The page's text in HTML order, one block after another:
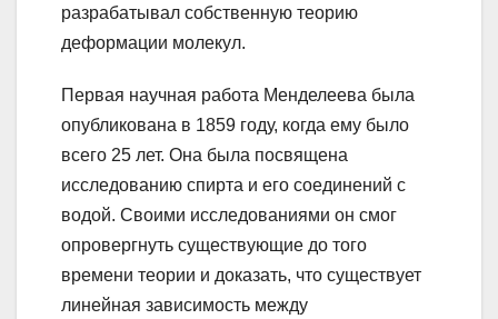
разрабатывал собственную теорию
деформации молекул.
Первая научная работа Менделеева была
опубликована в 1859 году, когда ему было
всего 25 лет. Она была посвящена
исследованию спирта и его соединений с
водой. Своими исследованиями он смог
опровергнуть существующие до того
времени теории и доказать, что существует
линейная зависимость между